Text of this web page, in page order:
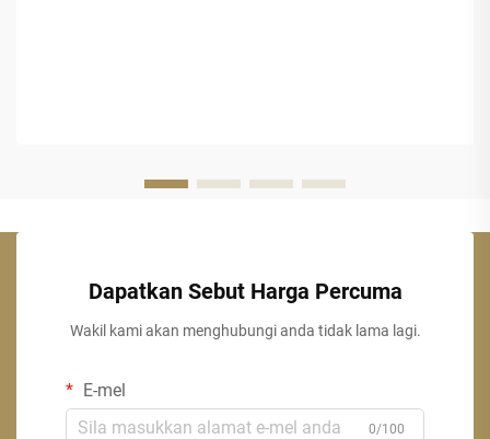
Dapatkan Sebut Harga Percuma
Wakil kami akan menghubungi anda tidak lama lagi.
E-mel
0/100